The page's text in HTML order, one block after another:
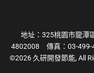
地址：325桃園市龍
4802008 傳真：03-499-
©2026 久研開發節能, All